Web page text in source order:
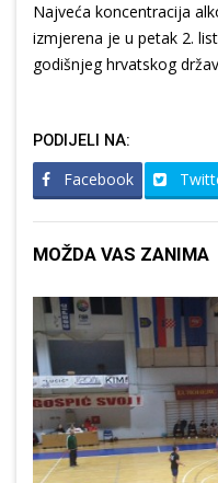
Najveća koncentracija
izmjerena je u petak 2.
godišnjeg hrvatskog
PODIJELI NA:
Facebook
MOŽDA VAS ZANIMA